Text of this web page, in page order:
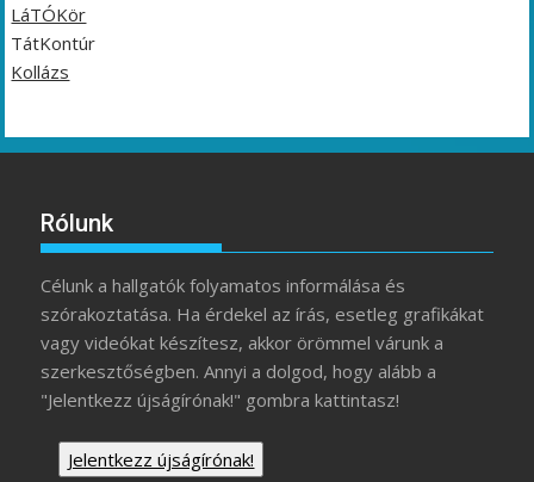
LáTÓKör
TátKontúr
Kollázs
Rólunk
Célunk a hallgatók folyamatos informálása és
szórakoztatása. Ha érdekel az írás, esetleg grafikákat
vagy videókat készítesz, akkor örömmel várunk a
szerkesztőségben. Annyi a dolgod, hogy alább a
"Jelentkezz újságírónak!" gombra kattintasz!
Jelentkezz újságírónak!